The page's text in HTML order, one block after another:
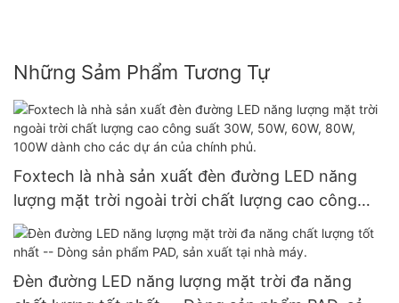
Những Sảm Phẩm Tương Tự
Foxtech là nhà sản xuất đèn đường LED năng
lượng mặt trời ngoài trời chất lượng cao công
suất 30W, 50W, 60W, 80W, 100W dành cho các
dự án của chính phủ.
Đèn đường LED năng lượng mặt trời đa năng